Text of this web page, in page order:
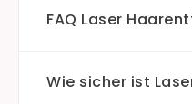
FAQ Laser
Wie sicher ist